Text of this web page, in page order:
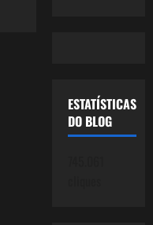
ESTATÍSTICAS
DO BLOG